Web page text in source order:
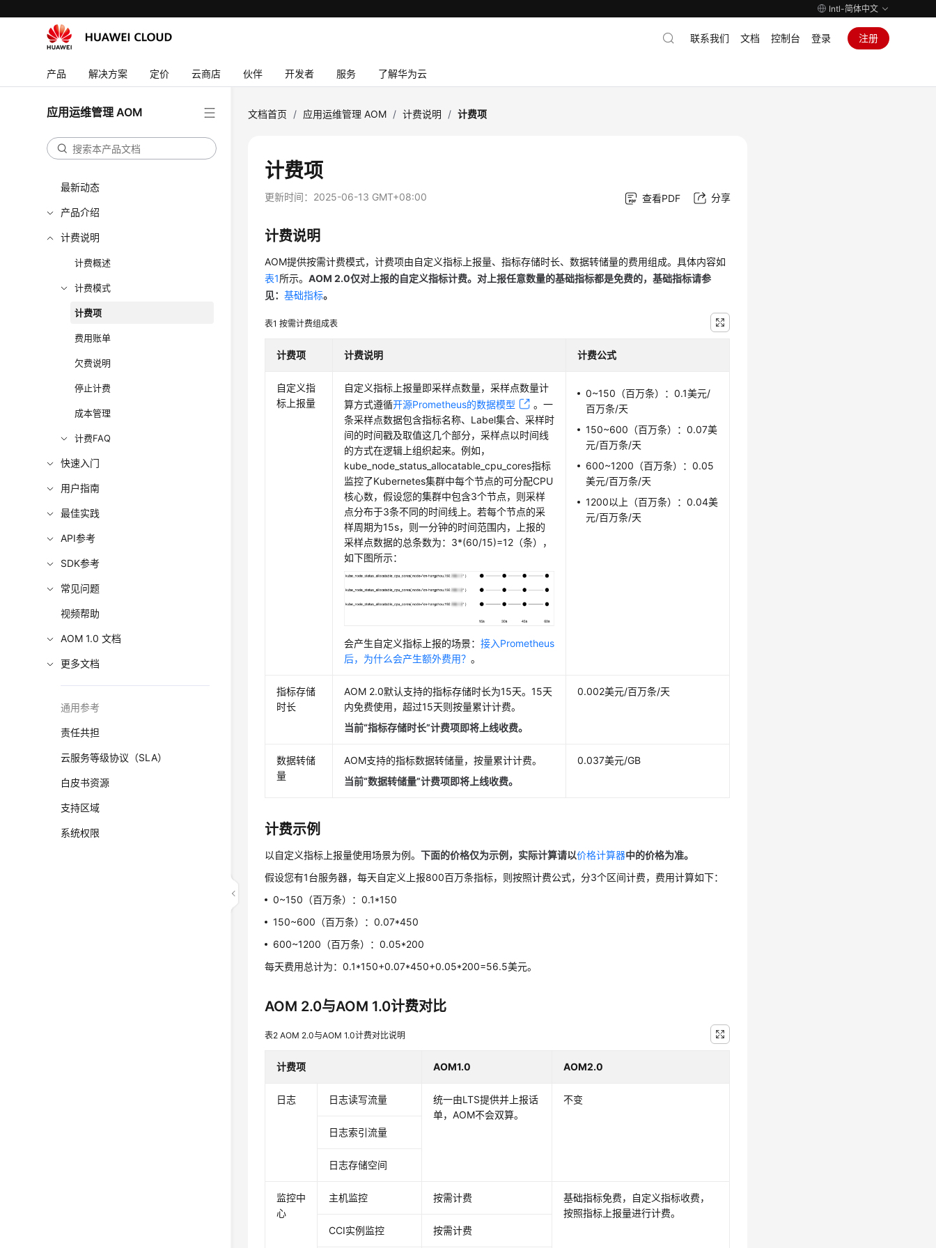
Intl-简体中文
产品 解决方案 定价 云商店 伙伴 开发者 服务 了解华为云
联系我们 文档 控制台 登录 注册
应用运维管理 AOM
最新动态
产品介绍
计费说明
计费概述
计费模式
计费项
费用账单
欠费说明
停止计费
成本管理
计费FAQ
快速入门
用户指南
最佳实践
API参考
SDK参考
常见问题
视频帮助
AOM 1.0 文档
更多文档
通用参考
责任共担
云服务等级协议（SLA）
白皮书资源
支持区域
系统权限
文档首页 / 应用运维管理 AOM / 计费说明 / 计费项
计费项
更新时间： 2025-06-13 GMT+08:00 查看PDF 分享
计费说明
AOM提供按需计费模式，计费项由自定义指标上报量、指标存储时长、数据转储量的费用组成。具体内容如
表1所示。AOM 2.0仅对上报的自定义指标计费。对上报任意数量的基础指标都是免费的，基础指标请参
见：基础指标。
表1按需计费组成表
计费项 计费说明 计费公式
自定义指
标上报量
自定义指标上报量即采样点数量，采样点数量计
算方式遵循开源Prometheus的数据模型
。一
条采样点数据包含指标名称、Label集合、采样时
间的时间戳及取值这几个部分，采样点以时间线
的方式在逻辑上组织起来。例如，
kube_node_status_allocatable_cpu_cores指标
监控了Kubernetes集群中每个节点的可分配CPU
核心数，假设您的集群中包含3个节点，则采样
点分布于3条不同的时间线上。若每个节点的采
样周期为15s，则一分钟的时间范围内，上报的
采样点数据的总条数为：3*(60/15)=12（条），
如下图所示：
会产生自定义指标上报的场景：接入Prometheus
后，为什么会产生额外费用？。
0~150（百万条）：0.1美元/
百万条/天
150~600（百万条）：0.07美
元/百万条/天
600~1200（百万条）：0.05
美元/百万条/天
1200以上（百万条）：0.04美
元/百万条/天
指标存储
时长
AOM 2.0默认支持的指标存储时长为15天。15天
内免费使用，超过15天则按量累计计费。
当前“指标存储时长”计费项即将上线收费。
0.002美元/百万条/天
数据转储
量
AOM支持的指标数据转储量，按量累计计费。
当前“数据转储量”计费项即将上线收费。
0.037美元/GB
计费示例
以自定义指标上报量使用场景为例。下面的价格仅为示例，实际计算请以价格计算器中的价格为准。
假设您有1台服务器，每天自定义上报800百万条指标，则按照计费公式，分3个区间计费，费用计算如下：
0~150（百万条）：0.1*150
150~600（百万条）：0.07*450
600~1200（百万条）：0.05*200
每天费用总计为：0.1*150+0.07*450+0.05*200=56.5美元。
AOM 2.0与AOM 1.0计费对比
表2AOM 2.0与AOM 1.0计费对比说明
计费项 AOM1.0 AOM2.0
日志 日志读写流量
统一由LTS提供并上报话
单，AOM不会双算。
不变
日志索引流量
日志存储空间
监控中
心
主机监控 按需计费
基础指标免费，自定义指标收费，
按照指标上报量进行计费。
CCI实例监控
按需计费